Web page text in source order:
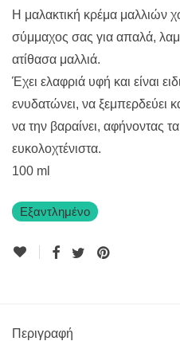
Η μαλακτική κρέμα μαλλιών
σύμμαχος σας για απαλά,
ατίθασα μαλλιά.
Έχει ελαφριά υφή και είναι
ενυδατώνει, να ξεμπερδεύει
να την βαραίνει, αφήνοντας
ευκολοχτένιστα.
100 ml
Εξαντλημένο
Περιγραφή